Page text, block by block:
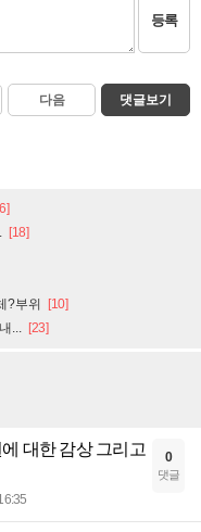
등록
다음 댓글보기
[18]
?부위 [10]
... [23]
대한 감상 그리고
0
댓글